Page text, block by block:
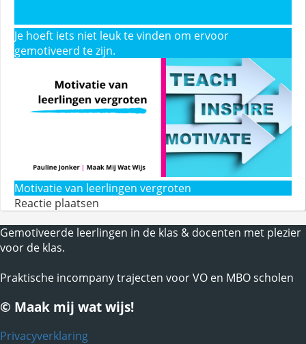
Je hoeft iets niet leuk te vinden om ervoor
gemotiveerd te zijn.
Motivatie van leerlingen vergroten
Reactie plaatsen
Gemotiveerde leerlingen in de klas & docenten met plezier
voor de klas.
Praktische incompany trajecten voor VO en MBO scholen
© Maak mij wat wijs!
Privacyverklaring